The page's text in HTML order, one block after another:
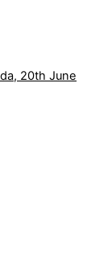
20th June